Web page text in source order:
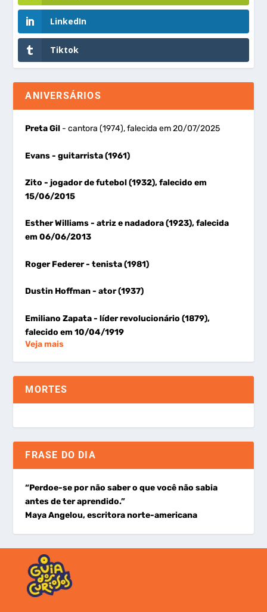
LinkedIn
Tiktok
ANIVERSÁRIOS
Preta Gil - cantora (1974), falecida em 20/07/2025
Evans- guitarrista (1961)
Zito- jogador de futebol (1932), falecido em
15/06/2015
Esther Williams- atriz e nadadora (1923), falecida
em 06/06/2013
Roger Federer- tenista (1981)
Dustin Hoffman- ator (1937)
Emiliano Zapata- líder revolucionário (1879),
falecido em 10/04/1919
Veja mais
MORTES
FRASE DO DIA
“Perdoe-se por não saber o que você não sabia
antes de ter aprendido.”
Maya Angelou, escritora norte-americana